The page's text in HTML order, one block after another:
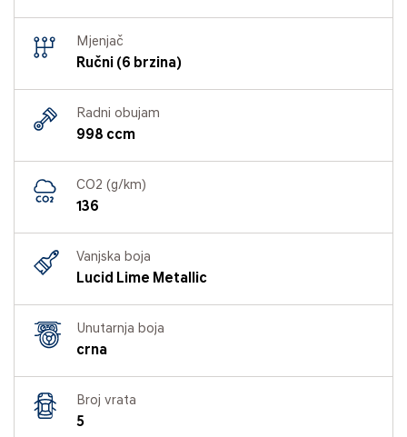
Mjenjač
Ručni (6 brzina)
Radni obujam
998 ccm
CO2 (g/km)
136
Vanjska boja
Lucid Lime Metallic
Unutarnja boja
crna
Broj vrata
5